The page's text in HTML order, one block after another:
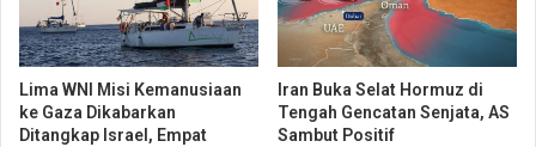
Lima WNI Misi Kemanusiaan
ke Gaza Dikabarkan
Ditangkap Israel, Empat
Iran Buka Selat Hormuz di
Tengah Gencatan Senjata, AS
Sambut Positif